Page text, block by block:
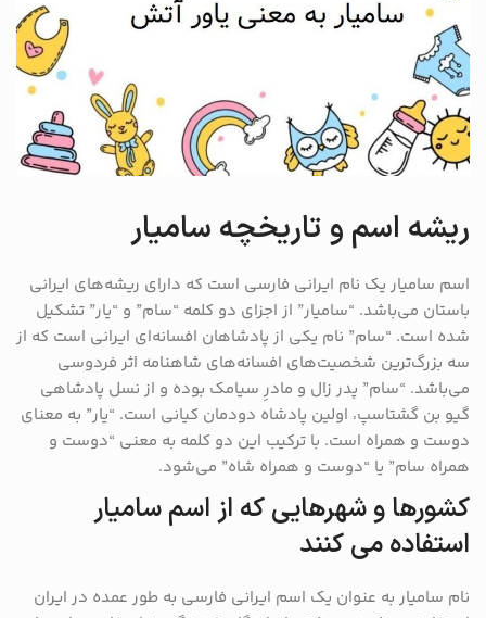
ریشه اسم و تاریخچه سامیار
اسم سامیار یک نام ایرانی فارسی است که دارای ریشه‌های ایرانی
باستان می‌باشد. “سامیار” از اجزای دو کلمه “سام” و “یار” تشکیل
شده است. “سام” نام یکی از پادشاهان افسانه‌ای ایرانی است که از
سه بزرگ‌ترین شخصیت‌های افسانه‌های شاهنامه اثر فردوسی
می‌باشد. “سام” پدر زال و مادرِ سیامک بوده و از نسل پادشاهی
گیو بن گشتاسپ، اولین پادشاه دودمان کیانی است. “یار” به معنای
دوست و همراه است. با ترکیب این دو کلمه به معنی “دوست و
همراه سام” یا “دوست و همراه شاه” می‌شود.
کشورها و شهرهایی که از اسم سامیار
استفاده می کنند
نام سامیار به عنوان یک اسم ایرانی فارسی به طور عمده در ایران